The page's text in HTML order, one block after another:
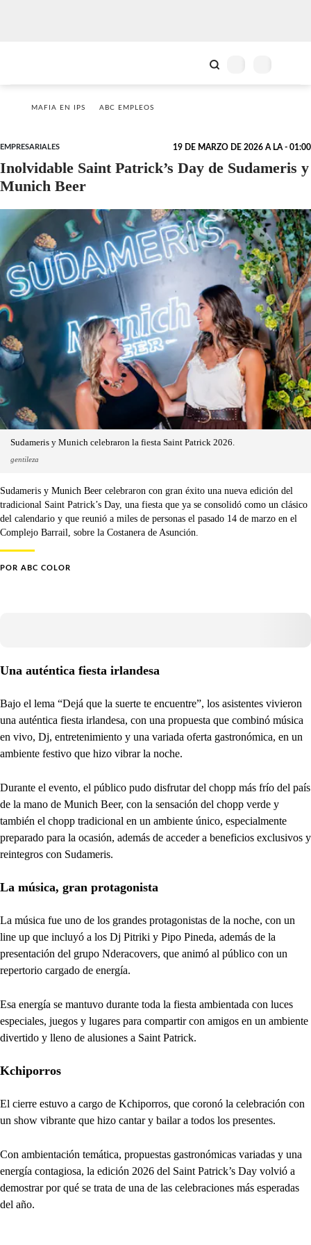
MAFIA EN IPS ABC EMPLEOS
EMPRESARIALES 19 DE MARZO DE 2026 A LA - 01:00
Inolvidable Saint Patrick’s Day de Sudameris y
Munich Beer
Sudameris y Munich celebraron la fiesta Saint Patrick 2026.
gentileza
Sudameris y Munich Beer celebraron con gran éxito una nueva edición del
tradicional Saint Patrick’s Day, una fiesta que ya se consolidó como un clásico
del calendario y que reunió a miles de personas el pasado 14 de marzo en el
Complejo Barrail, sobre la Costanera de Asunción.
POR ABC COLOR
Una auténtica fiesta irlandesa
Bajo el lema “Dejá que la suerte te encuentre”, los asistentes vivieron
una auténtica fiesta irlandesa, con una propuesta que combinó música
en vivo, Dj, entretenimiento y una variada oferta gastronómica, en un
ambiente festivo que hizo vibrar la noche.
Durante el evento, el público pudo disfrutar del chopp más frío del país
de la mano de Munich Beer, con la sensación del chopp verde y
también el chopp tradicional en un ambiente único, especialmente
preparado para la ocasión, además de acceder a beneficios exclusivos y
reintegros con Sudameris.
La música, gran protagonista
La música fue uno de los grandes protagonistas de la noche, con un
line up que incluyó a los Dj Pitriki y Pipo Pineda, además de la
presentación del grupo Nderacovers, que animó al público con un
repertorio cargado de energía.
Esa energía se mantuvo durante toda la fiesta ambientada con luces
especiales, juegos y lugares para compartir con amigos en un ambiente
divertido y lleno de alusiones a Saint Patrick.
Kchiporros
El cierre estuvo a cargo de Kchiporros, que coronó la celebración con
un show vibrante que hizo cantar y bailar a todos los presentes.
Con ambientación temática, propuestas gastronómicas variadas y una
energía contagiosa, la edición 2026 del Saint Patrick’s Day volvió a
demostrar por qué se trata de una de las celebraciones más esperadas
del año.